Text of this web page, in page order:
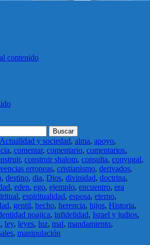
contenido
Actualidad y sociedad, alma, apoyo,
, comentar, comentario, comentarios,
, construir shalom, consulta, conyugal,
erroneas, cristianismo, derivados,
, destino, dia, Dios, divinidad, doctrina,
, eden, ego, ejemplo, encuentro, era
, espiritualidad, esposa, eterno,
, gentil, hecho, herencia, hijos, Historia,
noajica, infidelidad, Israel y judios,
, ley, leyes, luz, mal, mandamiento,
, manipulación